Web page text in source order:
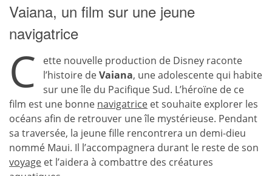
Vaiana, un film sur une jeune
navigatrice
C
ette nouvelle production de Disney raconte
l’histoire deVaiana, une adolescente qui habite
sur une île du Pacifique Sud. L’héroïne de ce
film est une bonne navigatrice et souhaite explorer les
océans afin de retrouver une île mystérieuse. Pendant
sa traversée, la jeune fille rencontrera un demi-dieu
nommé Maui. Il l’accompagnera durant le reste de son
voyage et l’aidera à combattre des créatures